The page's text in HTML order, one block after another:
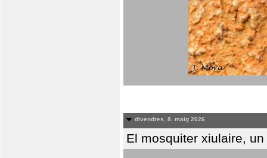
divendres, 8. maig 2026
El mosquiter xiulaire,